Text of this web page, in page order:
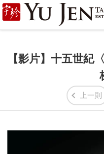
宇
珍
國
際
術
【影片】十五世紀
上一則